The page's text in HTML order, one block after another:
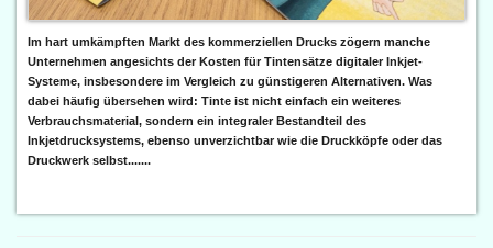
Im hart umkämpften Markt des kommerziellen Drucks zögern manche
Unternehmen angesichts der Kosten für Tintensätze digitaler Inkjet-
Systeme, insbesondere im Vergleich zu günstigeren Alternativen. Was
dabei häufig übersehen wird: Tinte ist nicht einfach ein weiteres
Verbrauchsmaterial, sondern ein integraler Bestandteil des
Inkjetdrucksystems, ebenso unverzichtbar wie die Druckköpfe oder das
Druckwerk selbst.......